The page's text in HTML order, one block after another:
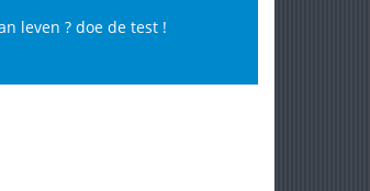
leven ? doe de test !